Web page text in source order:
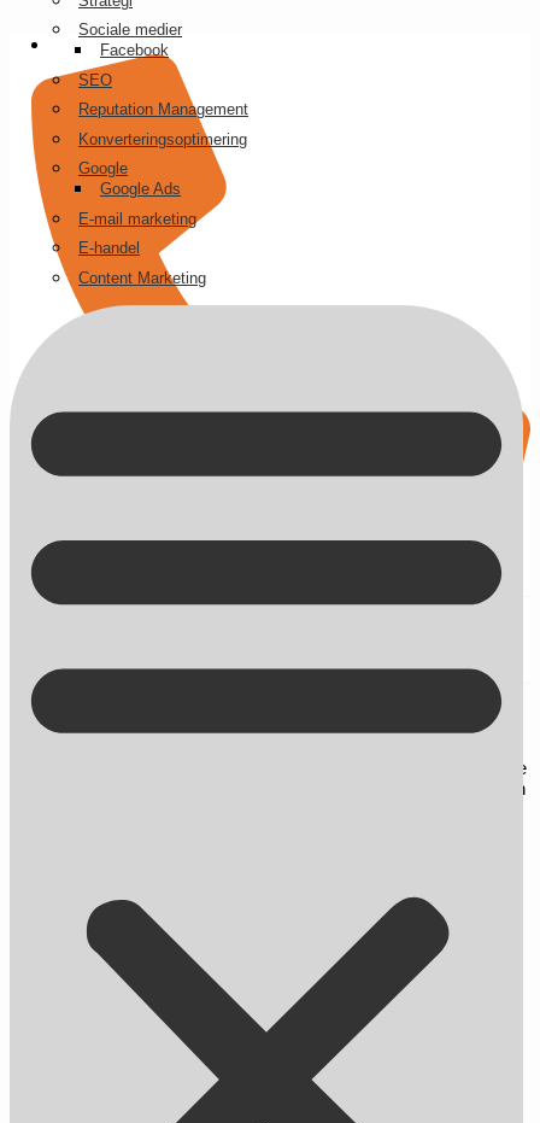
Kontakt på +45 70 13 63 23
Sociale medier
Facebook
SEO
Reputation Management
Konverteringsoptimering
Google
Google Ads
E-mail marketing
E-handel
Content Marketing
social media
Her finder du blogindlæg om SEO og andre nyheder omhandlende
online markedsføring. Du får desuden gode råd og tips til, hvordan